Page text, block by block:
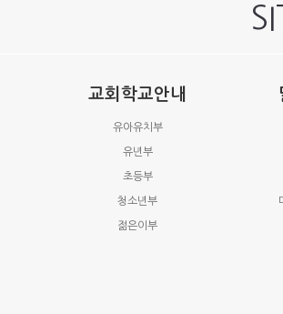
교회학교안내
유아유치부
유년부
초등부
청소년부
젊은이부